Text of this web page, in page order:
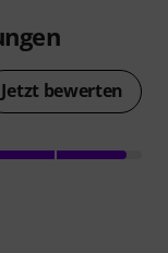
Jetzt bewerten